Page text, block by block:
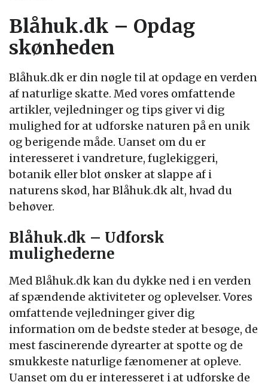
Blåhuk.dk – Opdag
skønheden
Blåhuk.dk er din nøgle til at opdage en verden
af naturlige skatte. Med vores omfattende
artikler, vejledninger og tips giver vi dig
mulighed for at udforske naturen på en unik
og berigende måde. Uanset om du er
interesseret i vandreture, fuglekiggeri,
botanik eller blot ønsker at slappe af i
naturens skød, har Blåhuk.dk alt, hvad du
behøver.
Blåhuk.dk – Udforsk
mulighederne
Med Blåhuk.dk kan du dykke ned i en verden
af spændende aktiviteter og oplevelser. Vores
omfattende vejledninger giver dig
information om de bedste steder at besøge, de
mest fascinerende dyrearter at spotte og de
smukkeste naturlige fænomener at opleve.
Uanset om du er interesseret i at udforske de